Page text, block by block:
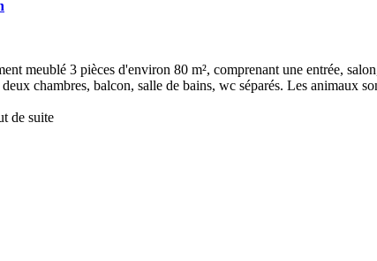
meublé 3 pièces d'environ 80 m², comprenant une entrée,
deux chambres, balcon, salle de bains, wc séparés. Les animaux
de suite